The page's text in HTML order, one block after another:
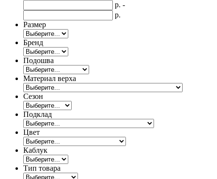
р. -
р.
Размер
Бренд
Подошва
Материал верха
Сезон
Подклад
Цвет
Каблук
Тип товара